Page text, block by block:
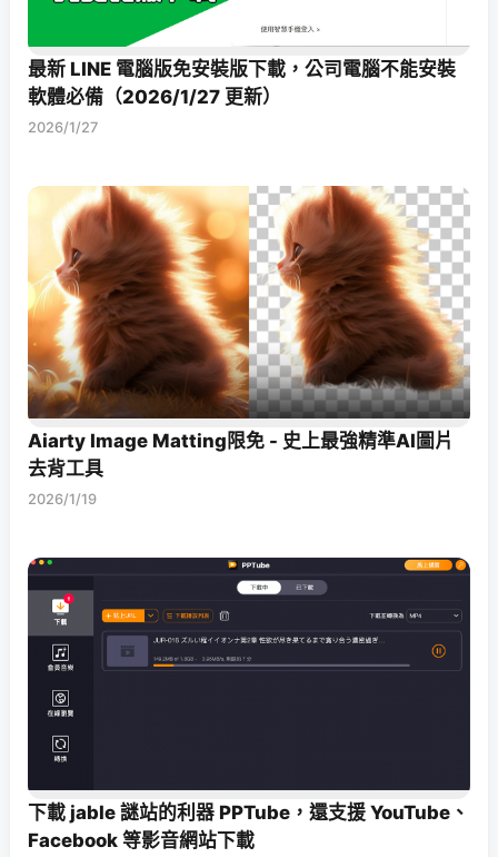
最新 LINE 電腦版免安裝版下載，公司電腦不能安裝
軟體必備（2026/1/27 更新）
2026/1/27
Aiarty Image Matting限免 - 史上最強精準AI圖片
去背工具
2026/1/19
下載 jable 謎站的利器 PPTube，還支援 YouTube、
Facebook 等影音網站下載